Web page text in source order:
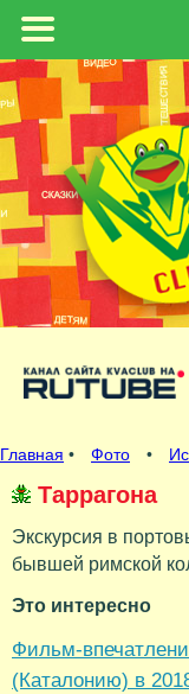
Главная • Фото •
Таррагона
Экскурсия в
бывшей римской
Это интересно
Фильм-
(Каталонию) в